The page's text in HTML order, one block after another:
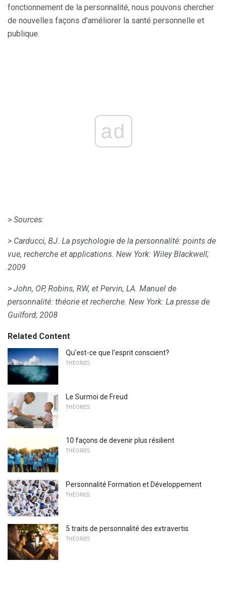
fonctionnement de la personnalité, nous pouvons chercher
de nouvelles façons d'améliorer la santé personnelle et
publique.
ad
> Sources:
> Carducci, BJ. La psychologie de la personnalité: points de
vue, recherche et applications. New York: Wiley Blackwell;
2009
> John, OP, Robins, RW, et Pervin, LA. Manuel de
personnalité: théorie et recherche. New York: La presse de
Guilford; 2008
Related Content
Qu'est-ce que l'esprit conscient?
THÉORIES
Le Surmoi de Freud
THÉORIES
10 façons de devenir plus résilient
THÉORIES
Personnalité Formation et Développement
THÉORIES
5 traits de personnalité des extravertis
THÉORIES